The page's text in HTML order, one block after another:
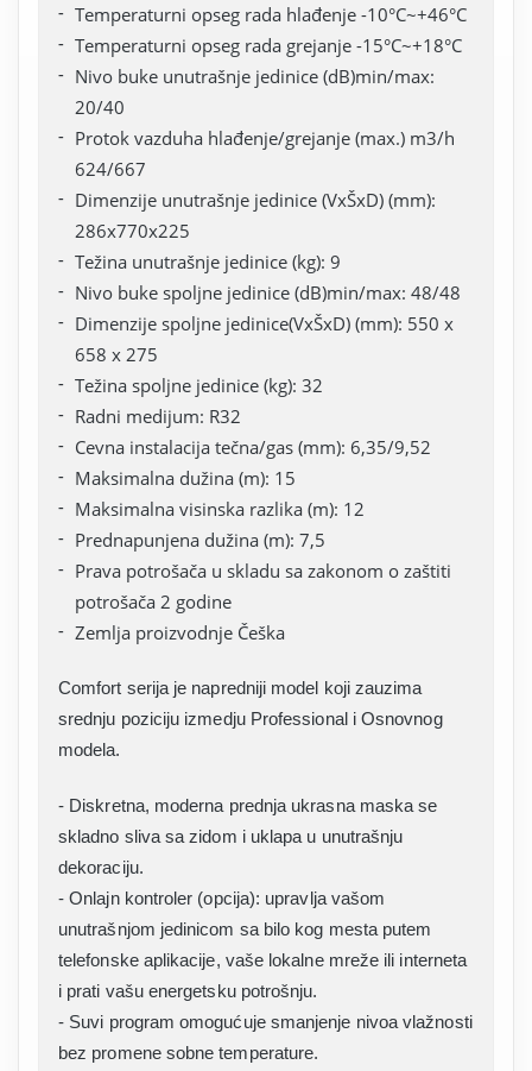
Temperaturni opseg rada hlađenje -10°C~+46°C
Temperaturni opseg rada grejanje -15°C~+18°C
Nivo buke unutrašnje jedinice (dB)min/max:
20/40
Protok vazduha hlađenje/grejanje (max.) m3/h
624/667
Dimenzije unutrašnje jedinice (VxŠxD) (mm):
286x770x225
Težina unutrašnje jedinice (kg): 9
Nivo buke spoljne jedinice (dB)min/max: 48/48
Dimenzije spoljne jedinice(VxŠxD) (mm): 550 x
658 x 275
Težina spoljne jedinice (kg): 32
Radni medijum: R32
Cevna instalacija tečna/gas (mm): 6,35/9,52
Maksimalna dužina (m): 15
Maksimalna visinska razlika (m): 12
Prednapunjena dužina (m): 7,5
Prava potrošača u skladu sa zakonom o zaštiti
potrošača 2 godine
Zemlja proizvodnje Češka
Comfort serija je napredniji model koji zauzima
srednju poziciju izmedju Professional i Osnovnog
modela.
- Diskretna, moderna prednja ukrasna maska se
skladno sliva sa zidom i uklapa u unutrašnju
dekoraciju.
- Onlajn kontroler (opcija): upravlja vašom
unutrašnjom jedinicom sa bilo kog mesta putem
telefonske aplikacije, vaše lokalne mreže ili interneta
i prati vašu energetsku potrošnju.
- Suvi program omogućuje smanjenje nivoa vlažnosti
bez promene sobne temperature.